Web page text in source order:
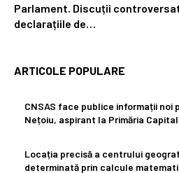
Parlament. Discuții
declarațiile de…
ARTICOLE POPULARE
CNSAS face publice informații noi
Nețoiu, aspirant la Primăria
Locația precisă a centrului
determinată prin calcule